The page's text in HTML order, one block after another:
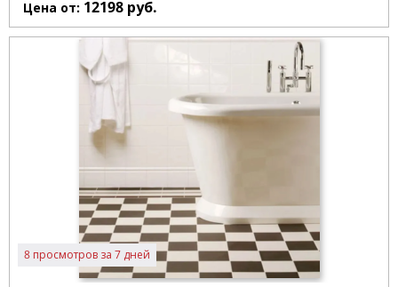
Цена от: 12198 руб.
8 просмотров за 7 дней